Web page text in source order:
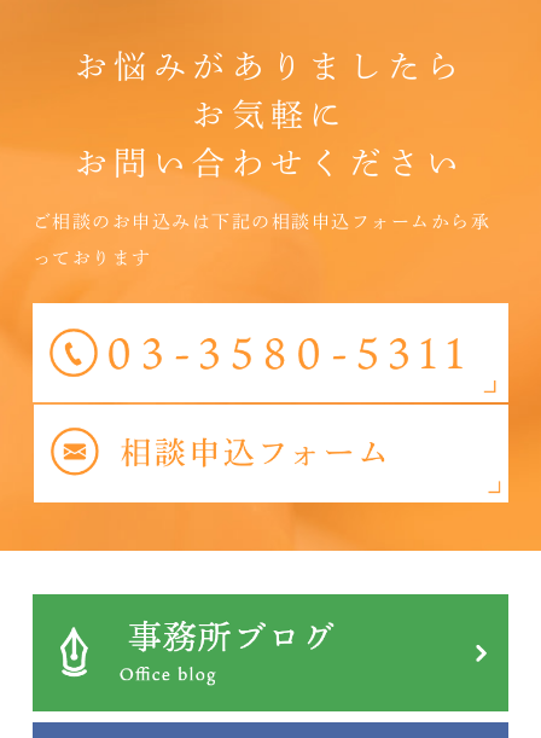
お悩みがありましたら
お気軽に
お問い合わせください
ご相談のお申込みは下記の相談申込フォームから承
っております